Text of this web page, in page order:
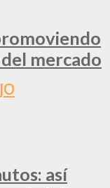
mercado
así